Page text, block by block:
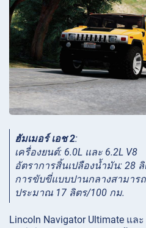
ฮัมเมอร์ เอช 2:
เครื่องยนต์: 6.0L และ 6.2L V8
อัตราการสิ้นเปลืองน้ำมัน: 28
การขับขี่แบบปานกลางสามาร
ประมาณ 17 ลิตร/100 กม.
Lincoln Navigator Ultimate แล